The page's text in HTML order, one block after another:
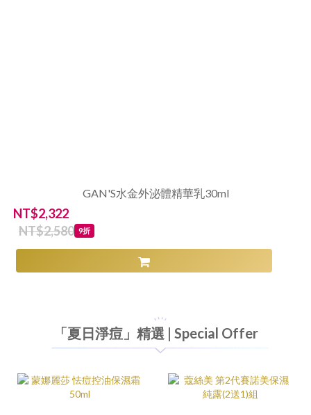
GAN'S水金外泌體精華乳30ml
NT$2,322
NT$2,580 9折
「夏日淨痘」精選 | Special Offer